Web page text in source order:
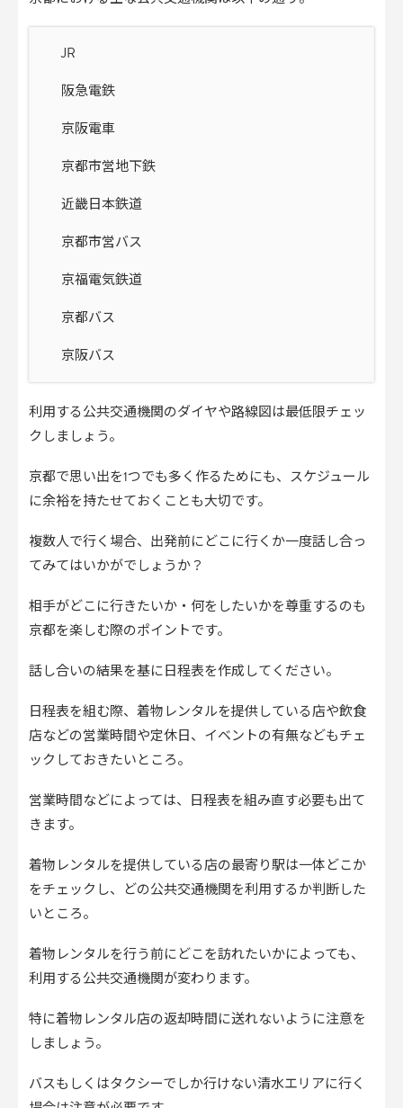
JR
阪急電鉄
京阪電車
京都市営地下鉄
近畿日本鉄道
京都市営バス
京福電気鉄道
京都バス
京阪バス
利用する公共交通機関のダイヤや路線図は最低限チェッ
クしましょう。
京都で思い出を1つでも多く作るためにも、スケジュール
に余裕を持たせておくことも大切です。
複数人で行く場合、出発前にどこに行くか一度話し合っ
てみてはいかがでしょうか？
相手がどこに行きたいか・何をしたいかを尊重するのも
京都を楽しむ際のポイントです。
話し合いの結果を基に日程表を作成してください。
日程表を組む際、着物レンタルを提供している店や飲食
店などの営業時間や定休日、イベントの有無などもチェ
ックしておきたいところ。
営業時間などによっては、日程表を組み直す必要も出て
きます。
着物レンタルを提供している店の最寄り駅は一体どこか
をチェックし、どの公共交通機関を利用するか判断した
いところ。
着物レンタルを行う前にどこを訪れたいかによっても、
利用する公共交通機関が変わります。
特に着物レンタル店の返却時間に送れないように注意を
しましょう。
バスもしくはタクシーでしか行けない清水エリアに行く